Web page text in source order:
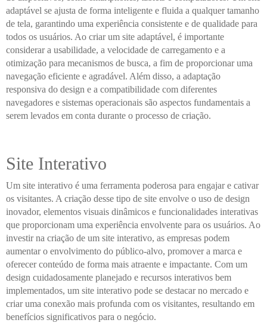
adaptável se ajusta de forma inteligente e fluida a qualquer tamanho
de tela, garantindo uma experiência consistente e de qualidade para
todos os usuários. Ao criar um site adaptável, é importante
considerar a usabilidade, a velocidade de carregamento e a
otimização para mecanismos de busca, a fim de proporcionar uma
navegação eficiente e agradável. Além disso, a adaptação
responsiva do design e a compatibilidade com diferentes
navegadores e sistemas operacionais são aspectos fundamentais a
serem levados em conta durante o processo de criação.
Site Interativo
Um site interativo é uma ferramenta poderosa para engajar e cativar
os visitantes. A criação desse tipo de site envolve o uso de design
inovador, elementos visuais dinâmicos e funcionalidades interativas
que proporcionam uma experiência envolvente para os usuários. Ao
investir na criação de um site interativo, as empresas podem
aumentar o envolvimento do público-alvo, promover a marca e
oferecer conteúdo de forma mais atraente e impactante. Com um
design cuidadosamente planejado e recursos interativos bem
implementados, um site interativo pode se destacar no mercado e
criar uma conexão mais profunda com os visitantes, resultando em
benefícios significativos para o negócio.